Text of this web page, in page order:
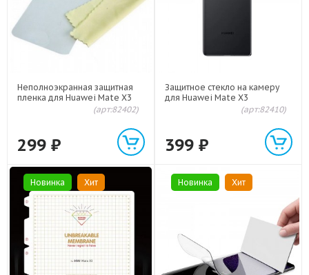
Неполноэкранная защитная
пленка для Huawei Mate X3
(арт:82402)
299 ₽
Защитное стекло на камеру
для Huawei Mate X3
(арт:82410)
399 ₽
Новинка Хит Новинка Хит